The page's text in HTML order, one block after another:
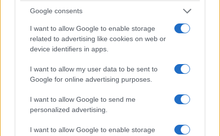
Google consents
I want to allow Google to enable storage
related to advertising like cookies on web or
device identifiers in apps.
I want to allow my user data to be sent to
Google for online advertising purposes.
I want to allow Google to send me
personalized advertising.
I want to allow Google to enable storage
ΑΘΛΗΤΙΣΜΟΣ
Εμφατική πρεμιέρα για τη Σάκκαρη στο Τορόντο
και πρόκριση στους «32»
6/08/2026 - 10:18πμ